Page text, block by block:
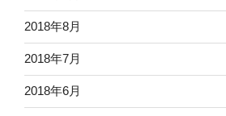
2018年8月
2018年7月
2018年6月